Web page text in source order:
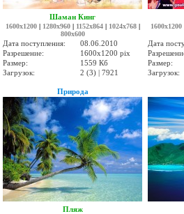
Шаман Кинг
1600x1200| 1280x960| 1152x864| 1024x768|
800x600
Дата поступления:
08.06.2010
Разрешение:
1600x1200 pix
Размер:
1559 Кб
Загрузок:
2 (3) | 7921
1600x1200
Дата
Размер:
Загрузок:
Природа
Пляж